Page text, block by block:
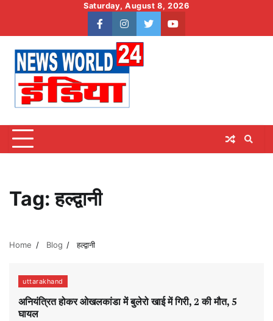
content
Saturday, August 8, 2026
facebookinstagram
twitteryoutube
Tag:हल्द्वानी
Home Blog हल्द्वानी
uttarakhand
अनियंत्रित होकर ओखलकांडा में बुलेरो खाई में गिरी, 2 की मौत, 5
घायल